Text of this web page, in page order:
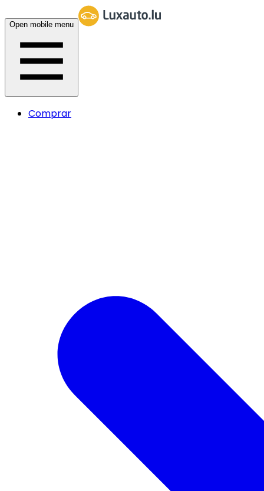
Open mobile menu
Comprar